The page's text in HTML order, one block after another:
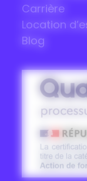
Carrière
Location
Blog